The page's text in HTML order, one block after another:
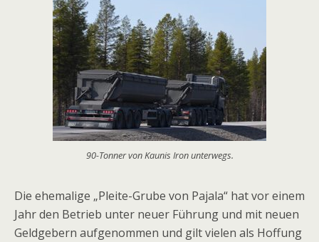
90-Tonner von Kaunis Iron unterwegs.
Die ehemalige „Pleite-Grube von Pajala“ hat vor einem
Jahr den Betrieb unter neuer Führung und mit neuen
Geldgebern aufgenommen und gilt vielen als Hoffung